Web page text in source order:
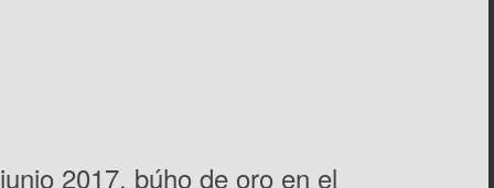
junio 2017. búho de oro en el